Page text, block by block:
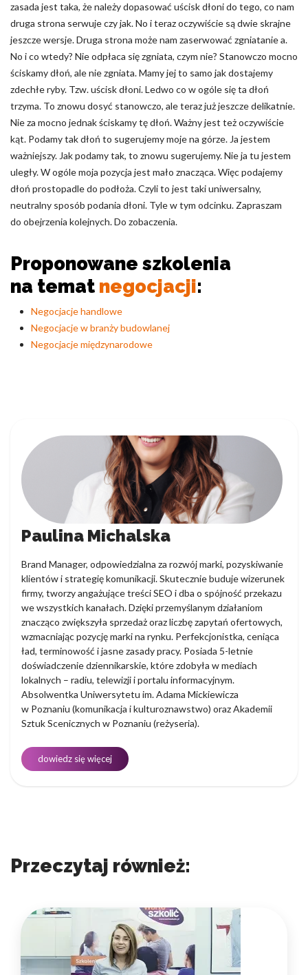
zasada jest taka, że należy dopasować uścisk dłoni do tego, co nam
druga strona serwuje czy jak. No i teraz oczywiście są dwie skrajne
jeszcze wersje. Druga strona może nam zaserwować zgniatanie a.
No i co wtedy? Nie odpłaca się zgniata, czym nie? Stanowczo mocno
ściskamy dłoń, ale nie zgniata. Mamy jej to samo jak dostajemy
zdechłe ryby. Tzw. uścisk dłoni. Ledwo co w ogóle się ta dłoń
trzyma. To znowu dosyć stanowczo, ale teraz już jeszcze delikatnie.
Nie za mocno jednak ściskamy tę dłoń. Ważny jest też oczywiście
kąt. Podamy tak dłoń to sugerujemy moje na górze. Ja jestem
ważniejszy. Jak podamy tak, to znowu sugerujemy. Nie ja tu jestem
uległy. W ogóle moja pozycja jest mało znacząca. Więc podajemy
dłoń prostopadle do podłoża. Czyli to jest taki uniwersalny,
neutralny sposób podania dłoni. Tyle w tym odcinku. Zapraszam
do obejrzenia kolejnych. Do zobaczenia.
Proponowane szkolenia
na temat negocjacji:
Negocjacje handlowe
Negocjacje w branży budowlanej
Negocjacje międzynarodowe
Paulina Michalska
Brand Manager, odpowiedzialna za rozwój marki, pozyskiwanie
klientów i strategię komunikacji. Skutecznie buduje wizerunek
firmy, tworzy angażujące treści SEO i dba o spójność przekazu
we wszystkich kanałach. Dzięki przemyślanym działaniom
znacząco zwiększyła sprzedaż oraz liczbę zapytań ofertowych,
wzmacniając pozycję marki na rynku. Perfekcjonistka, ceniąca
ład, terminowość i jasne zasady pracy. Posiada 5-letnie
doświadczenie dziennikarskie, które zdobyła w mediach
lokalnych – radiu, telewizji i portalu informacyjnym.
Absolwentka Uniwersytetu im. Adama Mickiewicza
w Poznaniu (komunikacja i kulturoznawstwo) oraz Akademii
Sztuk Scenicznych w Poznaniu (reżyseria).
dowiedz się więcej
Przeczytaj również: